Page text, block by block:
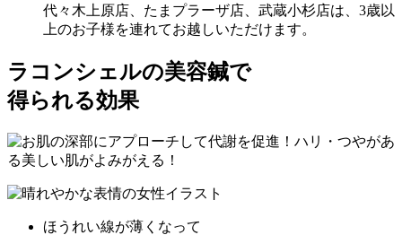
代々木上原店、たまプラーザ店、武蔵小杉店は、3歳以
上のお子様を連れてお越しいただけます。
ラコンシェルの美容鍼で
得られる効果
ほうれい線が薄くなって